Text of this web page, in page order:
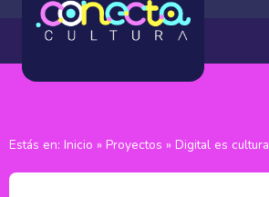
Estás en: Inicio » Proyectos » Digital es cultura